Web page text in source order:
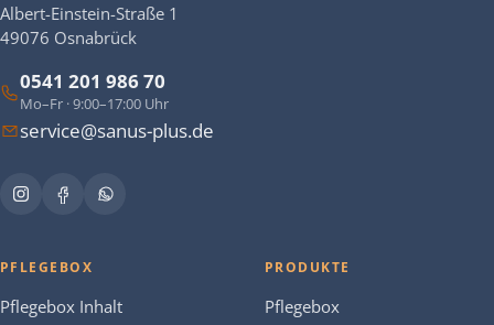
Albert-Einstein-Straße 1
49076 Osnabrück
0541 201 986 70
Mo–Fr · 9:00–17:00 Uhr
service@sanus-plus.de
PFLEGEBOX
Pflegebox Inhalt
PRODUKTE
Pflegebox